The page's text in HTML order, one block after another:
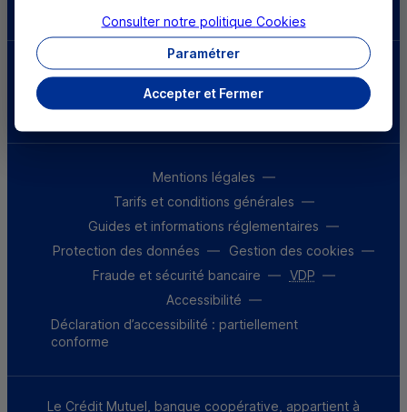
Parrainez un proche et profitez ensemble
d’avantages
Découvrir notre offre
Mentions légales
Tarifs et conditions générales
Guides et informations réglementaires
Protection des données
Gestion des cookies
Fraude et sécurité bancaire
VDP
Accessibilité
Déclaration d’accessibilité : partiellement
conforme
Le Crédit Mutuel, banque coopérative, appartient à
Accepter et Fermer
Paramétrer
Consulter notre politique Cookies